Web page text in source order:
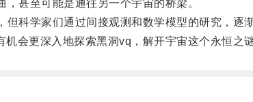
甚至可能是通往另一个宇宙的桥梁。
学家们通过间接观测和数学模型的研究，逐渐
更深入地探索黑洞vq，解开宇宙这个永恒之谜